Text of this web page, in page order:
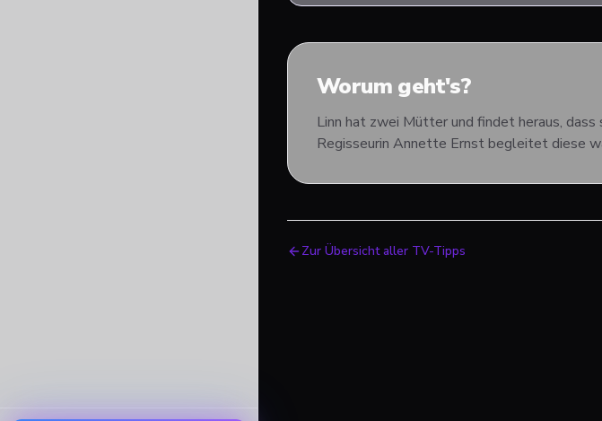
Worum geht's?
Linn hat zwei Mütter und findet heraus, dass
Regisseurin Annette Ernst begleitet diese
Zur Übersicht aller TV-Tipps